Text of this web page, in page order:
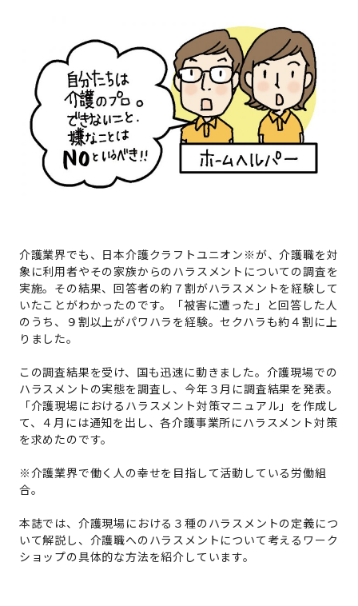
介護業界でも、日本介護クラフトユニオン※が、介護職を対
象に利用者やその家族からのハラスメントについての調査を
実施。その結果、回答者の約７割がハラスメントを経験して
いたことがわかったのです。「被害に遭った」と回答した人
のうち、９割以上がパワハラを経験。セクハラも約４割に上
りました。
この調査結果を受け、国も迅速に動きました。介護現場での
ハラスメントの実態を調査し、今年３月に調査結果を発表。
「介護現場におけるハラスメント対策マニュアル」を作成し
て、４月には通知を出し、各介護事業所にハラスメント対策
を求めたのです。
※介護業界で働く人の幸せを目指して活動している労働組
合。
本誌では、介護現場における３種のハラスメントの定義につ
いて解説し、介護職へのハラスメントについて考えるワーク
ショップの具体的な⽅法を紹介しています。